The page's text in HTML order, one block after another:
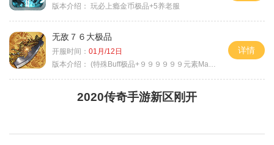
版本介绍： 玩必上瘾金币极品+5养老服
无敌７６大极品
开服时间： 01月/12日
版本介绍： (特殊Buff极品+９９９９９９元素Max）
详情
2020传奇手游新区刚开